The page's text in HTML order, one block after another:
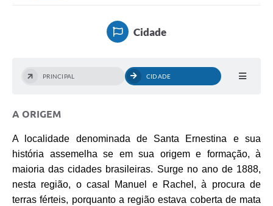
Cidade
PRINCIPAL CIDADE
A ORIGEM
A localidade denominada de Santa Ernestina e sua
história assemelha se em sua origem e formação, à
maioria das cidades brasileiras. Surge no ano de 1888,
nesta região, o casal Manuel e Rachel, à procura de
terras férteis, porquanto a região estava coberta de mata